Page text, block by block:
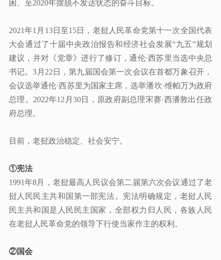
困、至2020年摆脱不发达状态的奋斗目标。
2021年1月13日至15日，老挝人民革命党第十一次全国代表
大会通过了十届中央政治报告和经济社会发展“九五”规划
建议，并对《党章》进行了修订，通伦·西苏里当选中央总
书记。3月22日，第九届国会第一次会议在首都万象召开，
会议选举通伦·西苏里为国家主席，选举潘坎·维帕万为政府
总理。2022年12月30日，原政府副总理宋赛·西潘敦出任政
府总理。
目前，老挝政治稳定、社会安宁。
①宪法
1991年8月，老挝最高人民议会第二届第六次会议通过了老
挝人民民主共和国第一部宪法。宪法明确规定，老挝人民
民主共和国是人民民主国家，全部权力归人民，各族人民
在老挝人民革命党的领导下行使当家作主的权利。
②国会